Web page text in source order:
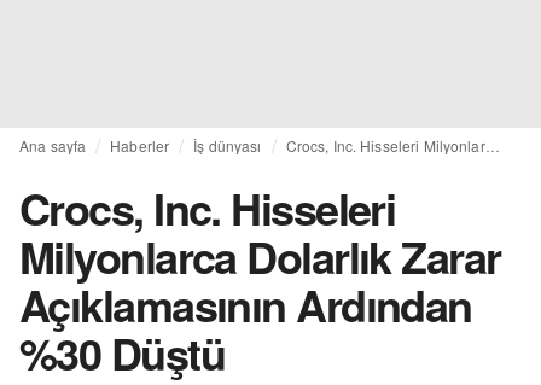
Ana sayfa Haberler İş dünyası Crocs, Inc. Hisseleri Milyonlarca Dolarlık Zarar Açıklamasının Ardından %30 Düştü
Crocs, Inc. Hisseleri
Milyonlarca Dolarlık Zarar
Açıklamasının Ardından
%30 Düştü